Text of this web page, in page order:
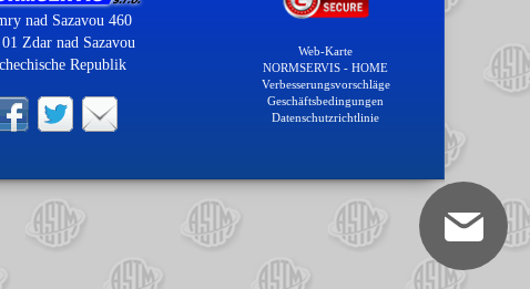
nad Sazavou 460
Zdar nad Sazavou
Republik
Web-Karte
NORMSERVIS - HOME
Verbesserungsvorschläge
Geschäftsbedingungen
Datenschutzrichtlinie